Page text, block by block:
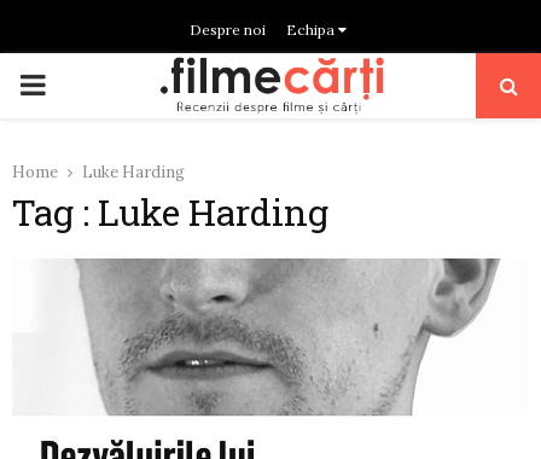
Despre noi Echipa
PRIMARY
Home Luke Harding
Tag : Luke Harding